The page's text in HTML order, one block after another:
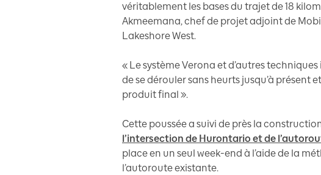
véritablement les bases du trajet de 18
Akmeemana, chef de projet adjoint de
Lakeshore West.
« Le système Verona et d’autres
de se dérouler sans heurts jusqu’à présent
produit final ».
Cette poussée a suivi de près la
l’intersection de Hurontario et de
place en un seul week-end à l’aide de la
l’autoroute existante.